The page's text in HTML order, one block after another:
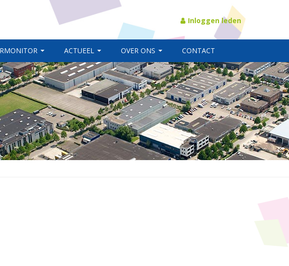
Inloggen leden
ACTUEEL OVER ONS CONTACT